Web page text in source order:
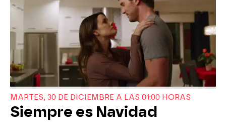
MARTES, 30 DE DICIEMBRE A LAS 01:00 HORAS
Siempre es Navidad